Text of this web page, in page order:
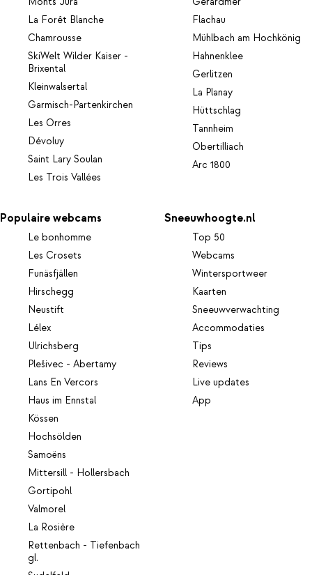
La Forêt Blanche
Chamrousse
SkiWelt Wilder Kaiser -
Brixental
Kleinwalsertal
Garmisch-Partenkirchen
Les Orres
Dévoluy
Saint Lary Soulan
Les Trois Vallées
Flachau
Mühlbach am Hochkönig
Hahnenklee
Gerlitzen
La Planay
Hüttschlag
Tannheim
Obertilliach
Arc 1800
Populaire webcams
Le bonhomme
Les Crosets
Funäsfjällen
Hirschegg
Neustift
Lélex
Ulrichsberg
Plešivec - Abertamy
Lans En Vercors
Haus im Ennstal
Kössen
Hochsölden
Samoëns
Mittersill - Hollersbach
Gortipohl
Valmorel
La Rosière
Rettenbach - Tiefenbach
gl.
Sneeuwhoogte.nl
Top 50
Webcams
Wintersportweer
Kaarten
Sneeuwverwachting
Accommodaties
Tips
Reviews
Live updates
App